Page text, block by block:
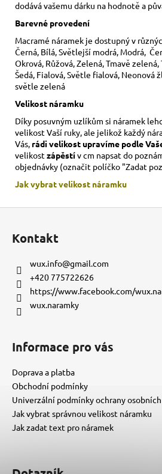
dodává vašemu dárku na hodnotě a
Barevné provedení
Macramé náramek je dostupný v
Černá, Bílá, Světlejší modrá, Modrá,
Okrová, Růžová, Zelená, Tmavě zelená,
Šedá, Fialová, Světle fialová, Neonová
světle zelená
Velikost náramku
Díky posuvným uzlíkům si náramek
velikost Vaší ruky, ale jelikož každý
Vás, rádi velikost upravíme podle
velikostzápěstív cm napsat do
objednávky (označit políčko "Zadat
Jak vybrat velikost náramku
Kontakt
wux.info@gmail.com
+420 775722626
https://www.facebook.com/
wux.naramky
Informace pro vás
Doprava a platba
Obchodní podmínky
Univerzální podmínky ochrany
Jak vybrat správnou velikost náramku
Jak zadat text pro náramek